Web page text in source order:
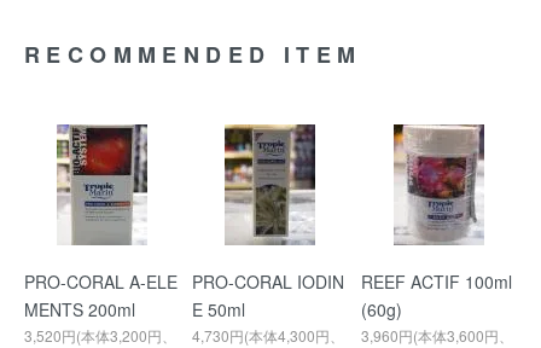
RECOMMENDED ITEM
PRO-CORAL A-ELE
MENTS 200ml
3,520円(本体3,200円、
PRO-CORAL IODIN
E 50ml
4,730円(本体4,300円、
REEF ACTIF 100ml
(60g)
3,960円(本体3,600円、